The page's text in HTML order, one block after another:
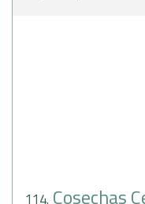
114. Cosechas